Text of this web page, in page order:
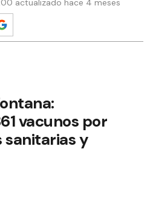
actualizado hace 4 meses
vacunos por
y